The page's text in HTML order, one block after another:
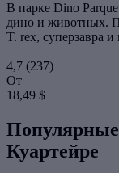
В парке Dino
дино и животных.
T. rex, суперзавра
4,7 (237)
От
18,49 $
Популярные
Куартейре